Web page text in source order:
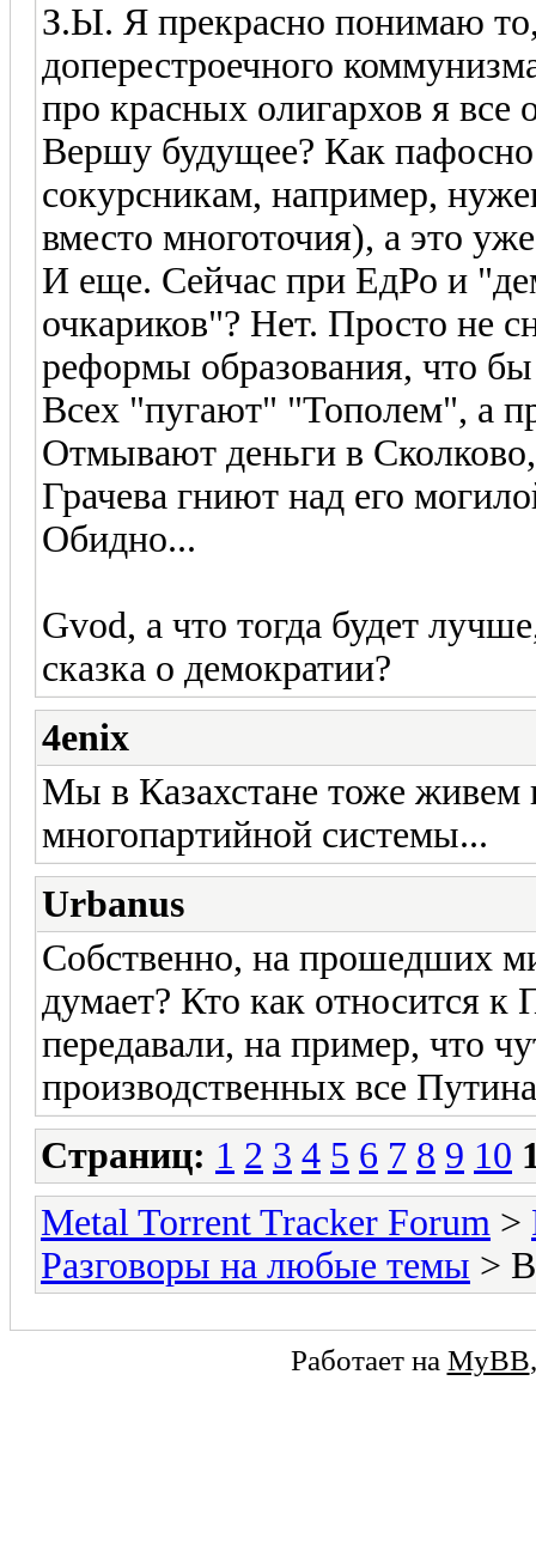
З.Ы. Я прекрасно понимаю
доперестроечного
про красных олигархов я все
Вершу будущее? Как
сокурсникам, например,
вместо многоточия), а это
И еще. Сейчас при ЕдРо и
очкариков"? Нет. Просто не
реформы образования, что
Всех "пугают" "Тополем", а
Отмывают деньги в
Грачева гниют над его
Обидно...
Gvod, а что тогда будет
сказка о демократии?
4enix
Мы в Казахстане тоже живем
многопартийной системы...
Urbanus
Собственно, на прошедших
думает? Кто как относится
передавали, на пример, что
производственных все
Страниц: 1 2 3 4 5 6 7 8 9 10
Metal Torrent Tracker Forum >
Разговоры на любые темы >
Работает на MyBB